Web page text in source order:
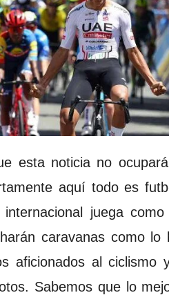
esta noticia no
aquí todo es
internacional juega
caravanas como
aficionados al
Sabemos que lo